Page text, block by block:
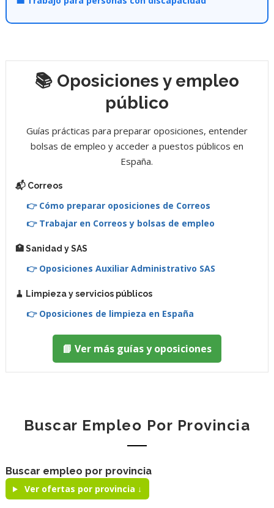
📚 Oposiciones y empleo
público
Guías prácticas para preparar oposiciones, entender
bolsas de empleo y acceder a puestos públicos en
España.
📬 Correos
👉 Cómo preparar oposiciones de Correos
👉 Trabajar en Correos y bolsas de empleo
🏥 Sanidad y SAS
👉 Oposiciones Auxiliar Administrativo SAS
🧹 Limpieza y servicios públicos
👉 Oposiciones de limpieza en España
📘 Ver más guías y oposiciones
Buscar Empleo Por Provincia
Buscar empleo por provincia
Ver ofertas por provincia ↓